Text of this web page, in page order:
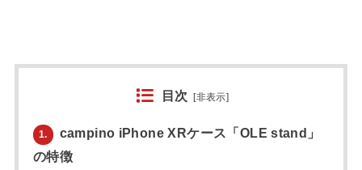
目次 [非表示]
1.
campino iPhone XRケース「OLE stand」
の特徴